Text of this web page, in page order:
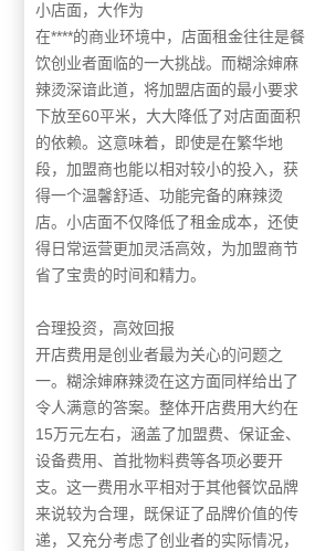
小店面，大作为
在****的商业环境中，店面租金往往是餐
饮创业者面临的一大挑战。而糊涂婶麻
辣烫深谙此道，将加盟店面的最小要求
下放至60平米，大大降低了对店面面积
的依赖。这意味着，即使是在繁华地
段，加盟商也能以相对较小的投入，获
得一个温馨舒适、功能完备的麻辣烫
店。小店面不仅降低了租金成本，还使
得日常运营更加灵活高效，为加盟商节
省了宝贵的时间和精力。
合理投资，高效回报
开店费用是创业者最为关心的问题之
一。糊涂婶麻辣烫在这方面同样给出了
令人满意的答案。整体开店费用大约在
15万元左右，涵盖了加盟费、保证金、
设备费用、首批物料费等各项必要开
支。这一费用水平相对于其他餐饮品牌
来说较为合理，既保证了品牌价值的传
递，又充分考虑了创业者的实际情况，